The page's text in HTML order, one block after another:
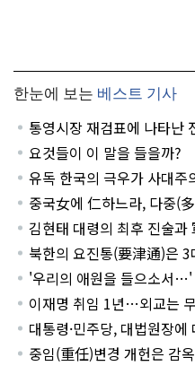
한눈에 보는 베스트 기사
통영시장 재검표에 나타난
요것들이 이 말을 들을까?
유독 한국의 극우가 사대주
중국女에 仁하느라, 다중(
김현태 대령의 최후 진술
북한의 요진통(要津通)은 3
'우리의 애원을 들으소서…'
이재명 취임 1년…외교는
대통령·민주당, 대법원장
중임(重任)변경 개헌은 감